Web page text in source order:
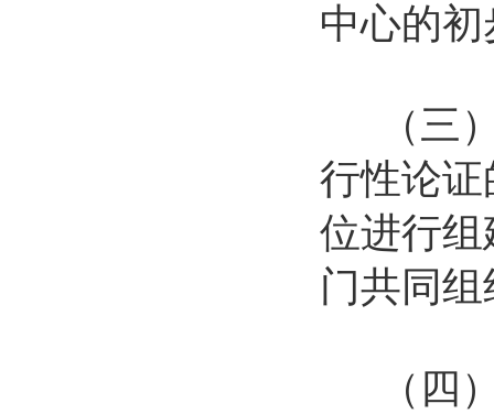
中心的
（三）
行性论
位进行
门共同
（四）